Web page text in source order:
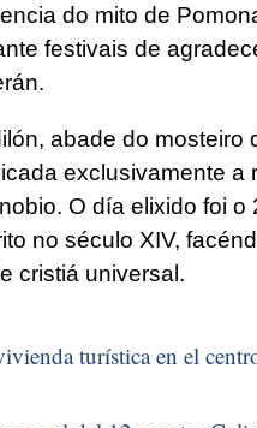
do mito de
festivais de
abade do mosteiro
exclusivamente a
O día elixido foi o
no século XIV,
cristiá universal.
turística en el